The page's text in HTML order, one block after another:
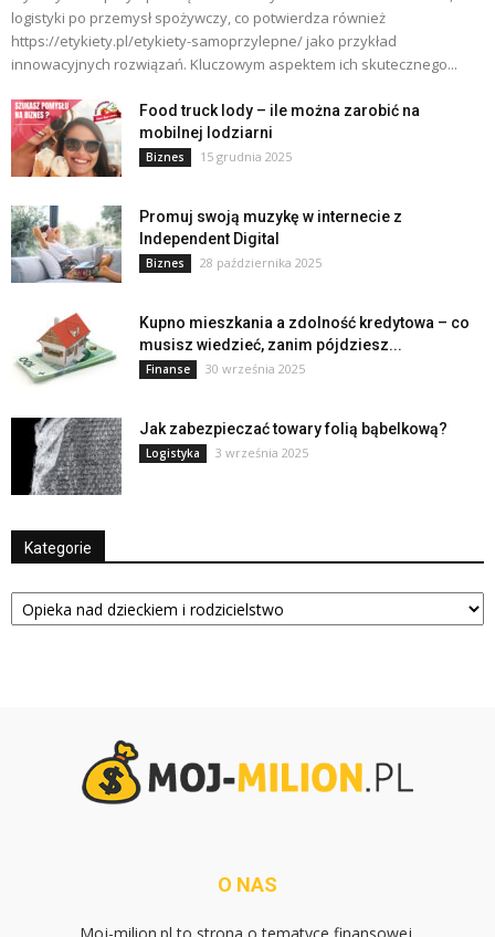
logistyki po przemysł spożywczy, co potwierdza również
https://etykiety.pl/etykiety-samoprzylepne/ jako przykład
innowacyjnych rozwiązań. Kluczowym aspektem ich skutecznego...
Food truck lody – ile można zarobić na
mobilnej lodziarni
Biznes 15 grudnia 2025
Promuj swoją muzykę w internecie z
Independent Digital
Biznes 28 października 2025
Kupno mieszkania a zdolność kredytowa – co
musisz wiedzieć, zanim pójdziesz...
Finanse 30 września 2025
Jak zabezpieczać towary folią bąbelkową?
Logistyka 3 września 2025
Kategorie
Kategorie
O NAS